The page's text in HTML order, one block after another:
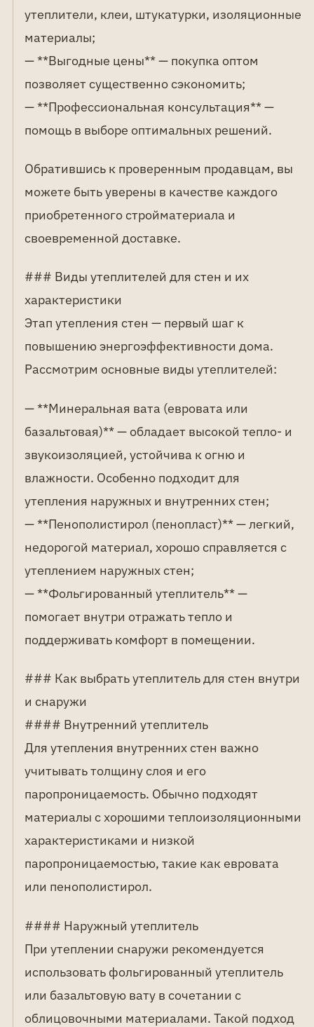
утеплители, клеи, штукатурки, изоляционные
материалы;
— **Выгодные цены** — покупка оптом
позволяет существенно сэкономить;
— **Профессиональная консультация** —
помощь в выборе оптимальных решений.
Обратившись к проверенным продавцам, вы
можете быть уверены в качестве каждого
приобретенного стройматериала и
своевременной доставке.
### Виды утеплителей для стен и их
характеристики
Этап утепления стен — первый шаг к
повышению энергоэффективности дома.
Рассмотрим основные виды утеплителей:
— **Минеральная вата (евровата или
базальтовая)** — обладает высокой тепло- и
звукоизоляцией, устойчива к огню и
влажности. Особенно подходит для
утепления наружных и внутренних стен;
— **Пенополистирол (пенопласт)** — легкий,
недорогой материал, хорошо справляется с
утеплением наружных стен;
— **Фольгированный утеплитель** —
помогает внутри отражать тепло и
поддерживать комфорт в помещении.
### Как выбрать утеплитель для стен внутри
и снаружи
#### Внутренний утеплитель
Для утепления внутренних стен важно
учитывать толщину слоя и его
паропроницаемость. Обычно подходят
материалы с хорошими теплоизоляционными
характеристиками и низкой
паропроницаемостью, такие как евровата
или пенополистирол.
#### Наружный утеплитель
При утеплении снаружи рекомендуется
использовать фольгированный утеплитель
или базальтовую вату в сочетании с
облицовочными материалами. Такой подход